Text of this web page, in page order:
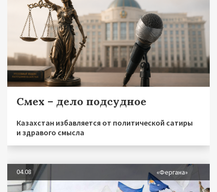
Смех – дело подсудное
Казахстан избавляется от политической сатиры
и здравого смысла
04.08 «Фергана»